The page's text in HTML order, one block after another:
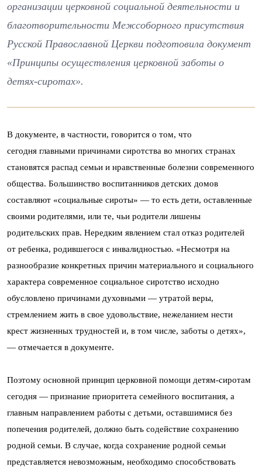
организации церковной социальной деятельности и
благотворительности Межсоборного присутствия
Русской Православной Церкви подготовила документ
«Принципы осуществления церковной заботы о
детях-сиротах».
В документе, в частности, говорится о том, что
сегодня главными причинами сиротства во многих странах
становятся распад семьи и нравственные болезни современного
общества. Большинство воспитанников детских домов
составляют «социальные сироты» — то есть дети, оставленные
своими родителями, или те, чьи родители лишены
родительских прав. Нередким явлением стал отказ родителей
от ребенка, родившегося с инвалидностью. «Несмотря на
разнообразие конкретных причин материального и социального
характера современное социальное сиротство исходно
обусловлено причинами духовными — утратой веры,
стремлением жить в свое удовольствие, нежеланием нести
крест жизненных трудностей и, в том числе, заботы о детях»,
— отмечается в документе.
Поэтому основной принцип церковной помощи детям-сиротам
сегодня — признание приоритета семейного воспитания, а
главным направлением работы с детьми, оставшимися без
попечения родителей, должно быть содействие сохранению
родной семьи. В случае, когда сохранение родной семьи
представляется невозможным, необходимо способствовать